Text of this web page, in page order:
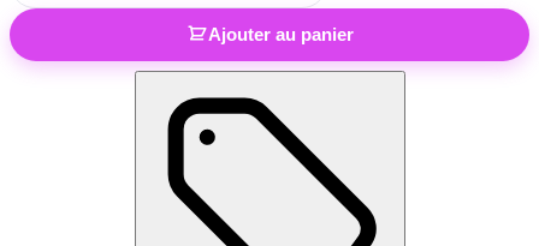
Ajouter au panier